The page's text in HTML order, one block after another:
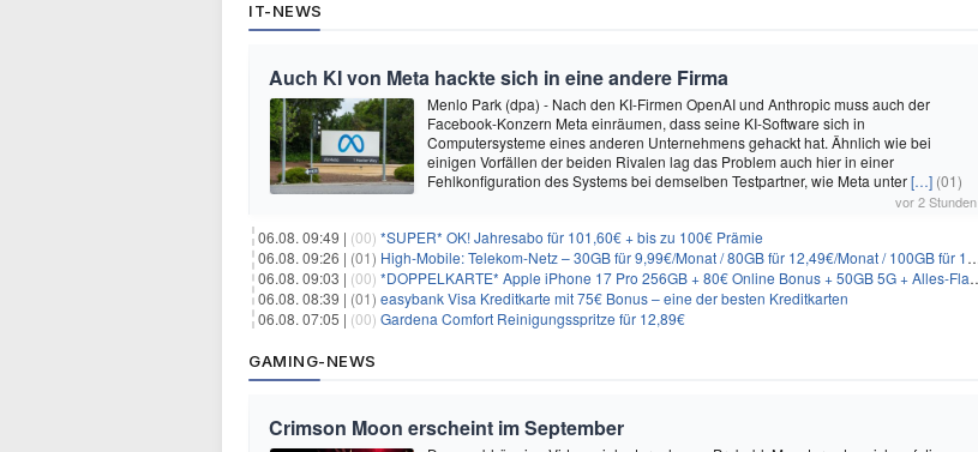
IT-NEWS
Auch KI von Meta hackte sich in eine andere Firma
Menlo Park (dpa) - Nach den KI-Firmen OpenAI und Anthropic muss auch der
Facebook-Konzern Meta einräumen, dass seine KI-Software sich in
Computersysteme eines anderen Unternehmens gehackt hat. Ähnlich wie bei
einigen Vorfällen der beiden Rivalen lag das Problem auch hier in einer
Fehlkonfiguration des Systems bei demselben Testpartner, wie Meta unter[…] (01)
vor 2 Stunden
06.08. 09:49 | (00) *SUPER* OK! Jahresabo für 101,60€ + bis zu 100€ Prämie
06.08. 09:26 | (01) High-Mobile: Telekom-Netz – 30GB für 9,99€/Monat / 80GB für 12,49€/Monat / 100GB für 19,99€/Monat (auch mtl. kündbar)
06.08. 09:03 | (00) *DOPPELKARTE* Apple iPhone 17 Pro 256GB + 80€ Online Bonus + 50GB 5G + Alles-Flat im Telekom-Netz für 44,94€/Monat – eff. 4,40€/Monat
06.08. 08:39 | (01) easybank Visa Kreditkarte mit 75€ Bonus – eine der besten Kreditkarten
06.08. 07:05 | (00) Gardena Comfort Reinigungsspritze für 12,89€
GAMING-NEWS
Crimson Moon erscheint im September